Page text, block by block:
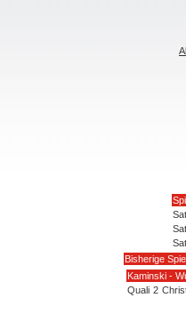
Bisherige
Kaminski -
Quali 2